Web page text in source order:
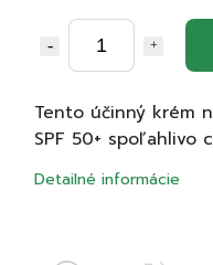
Tento účinný krém
SPF 50+ spoľahlivo
Detailné informácie